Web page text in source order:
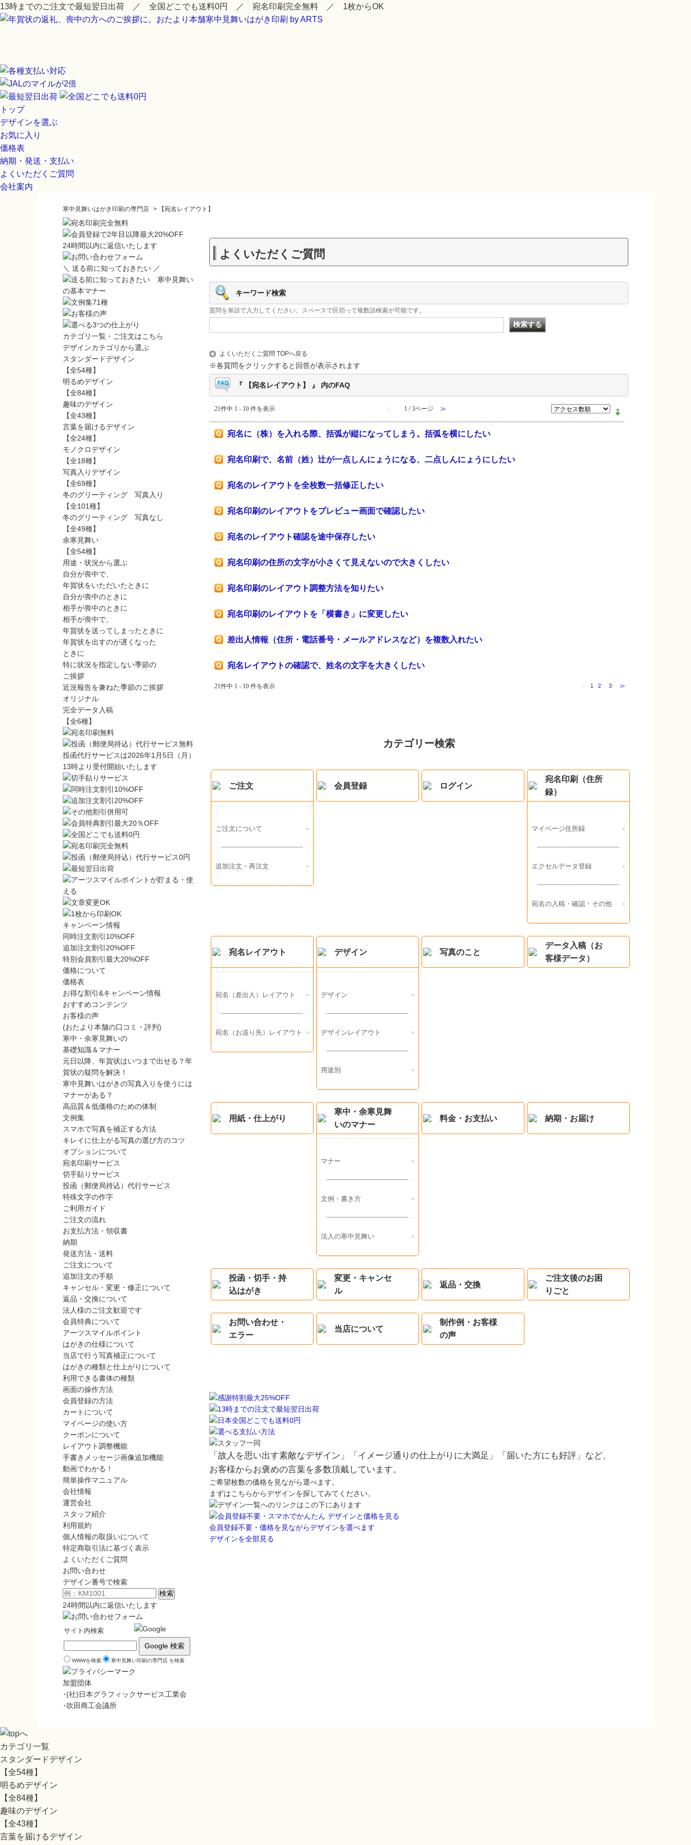
13時までのご注文で最短翌日出荷 ／ 全国どこでも送料0円 ／ 宛名印刷完全無料 ／ 1枚からOK
トップ
デザインを選ぶ
お気に入り
価格表
納期・発送・支払い
よくいただくご質問
会社案内
寒中見舞いはがき印刷の専門店 > 【宛名レイアウト】
24時間以内に返信いたします
＼ 送る前に知っておきたい ／
カテゴリ一覧・ご注文はこちら
デザインカテゴリから選ぶ
スタンダードデザイン
【全54種】
明るめデザイン
【全84種】
趣味のデザイン
【全43種】
言葉を届けるデザイン
【全24種】
モノクロデザイン
【全18種】
写真入りデザイン
【全69種】
冬のグリーティング 写真入り
【全101種】
冬のグリーティング 写真なし
【全49種】
余寒見舞い
【全54種】
用途・状況から選ぶ
自分が喪中で、
年賀状をいただいたときに
自分が喪中のときに
相手が喪中のときに
相手が喪中で、
年賀状を送ってしまったときに
年賀状を出すのが遅くなった
ときに
特に状況を指定しない季節の
ご挨拶
近況報告を兼ねた季節のご挨拶
オリジナル
完全データ入稿
【全6種】
投函代行サービスは2026年1月5日（月）
13時より受付開始いたします
キャンペーン情報
同時注文割引10%OFF
追加注文割引20%OFF
特別会員割引最大20%OFF
価格について
価格表
お得な割引&キャンペーン情報
おすすめコンテンツ
お客様の声
(おたより本舗の口コミ・評判)
寒中・余寒見舞いの
基礎知識＆マナー
元日以降、年賀状はいつまで出せる？年
賀状の疑問を解決！
寒中見舞いはがきの写真入りを使うには
マナーがある？
高品質＆低価格のための体制
文例集
スマホで写真を補正する方法
キレイに仕上がる写真の選び方のコツ
オプションについて
宛名印刷サービス
切手貼りサービス
投函（郵便局持込）代行サービス
特殊文字の作字
ご利用ガイド
ご注文の流れ
お支払方法・領収書
納期
発送方法・送料
ご注文について
追加注文の手順
キャンセル・変更・修正について
返品・交換について
法人様のご注文歓迎です
会員特典について
アーツスマイルポイント
はがきの仕様について
当店で行う写真補正について
はがきの種類と仕上がりについて
利用できる書体の種類
画面の操作方法
会員登録の方法
カートについて
マイページの使い方
クーポンについて
レイアウト調整機能
手書きメッセージ画像追加機能
動画でわかる！
簡単操作マニュアル
会社情報
運営会社
スタッフ紹介
利用規約
個人情報の取扱いについて
特定商取引法に基づく表示
よくいただくご質問
お問い合わせ
デザイン番号で検索
24時間以内に返信いたします
サイト内検索
WWWを検索 寒中見舞い印刷の専門店 を検索
加盟団体
･(社)日本グラフィックサービス工業会
･吹田商工会議所
よくいただくご質問
キーワード検索
質問を単語で入力してください。スペースで区切って複数語検索が可能です。
よくいただくご質問 TOPへ戻る
※各質問をクリックすると回答が表示されます
『 【宛名レイアウト】 』 内のFAQ
21件中 1 - 10 件を表示 ≪ 1 / 3ページ ≫
宛名に（株）を入れる際、括弧が縦になってしまう。括弧を横にしたい
宛名印刷で、名前（姓）辻が一点しんにょうになる、二点しんにょうにしたい
宛名のレイアウトを全枚数一括修正したい
宛名印刷のレイアウトをプレビュー画面で確認したい
宛名のレイアウト確認を途中保存したい
宛名印刷の住所の文字が小さくて見えないので大きくしたい
宛名印刷のレイアウト調整方法を知りたい
宛名印刷のレイアウトを「横書き」に変更したい
差出人情報（住所・電話番号・メールアドレスなど）を複数入れたい
宛名レイアウトの確認で、姓名の文字を大きくしたい
21件中 1 - 10 件を表示 1 2 3 ≫
カテゴリー検索
ご注文
ご注文について
追加注文・再注文
会員登録 ログイン
宛名印刷（住所
録）
マイページ住所録
エクセルデータ登録
宛名の入稿・確認・その他
宛名レイアウト
宛名（差出人）レイアウト
宛名（お送り先）レイアウト
デザイン
デザイン
デザインレイアウト
用途別
写真のこと
データ入稿（お
客様データ）
用紙・仕上がり
寒中・余寒見舞
いのマナー
マナー
文例・書き方
法人の寒中見舞い
料金・お支払い 納期・お届け
投函・切手・持
込はがき
変更・キャンセ
ル
返品・交換
ご注文後のお困
りごと
お問い合わせ・
エラー
当店について
制作例・お客様
の声
「故人を思い出す素敵なデザイン」「イメージ通りの仕上がりに大満足」「届いた方にも好評」など、
お客様からお褒めの言葉を多数頂戴しています。
ご希望枚数の価格を見ながら選べます。
まずはこちらからデザインを探してみてください。
会員登録不要・価格を見ながらデザインを選べます
デザインを全部見る
カテゴリ一覧
スタンダードデザイン
【全54種】
明るめデザイン
【全84種】
趣味のデザイン
【全43種】
言葉を届けるデザイン